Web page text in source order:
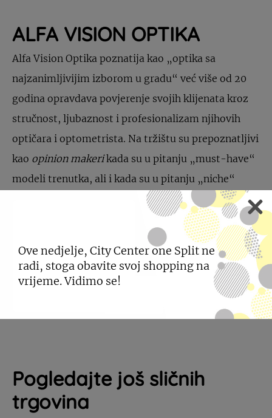
ALFA VISION OPTIKA
Alfa Vision Optika poznatija kao „optika sa
najzanimljivijim izborom u gradu“ već više od 20
godina opravdava povjerenje svojih klijenata kroz
stručnost, ljubaznost i profesionalizam njihovih
optičara i optometrista. Na tržištu su prepoznatljivi
kao opinion makerikada su u pitanju „must-have“
modeli trenutka, ali i kada su u pitanju „niche“
brendovi iz svijeta optike. Tako pored popularnih
brendova Bottega Veneta, Gucci, Miu Miu, Saint
Laurent i Prada, Alfa Vision Optika ekskluzivno nudi
i brendove kao što su Chimi, Eyepetizer, L.G.R
World, Vysen Eyewear i mnoge druge.
Pogledajte još sličnih
trgovina
Ove nedjelje, City Center one Split ne
radi, stoga obavite svoj shopping na
vrijeme. Vidimo se!